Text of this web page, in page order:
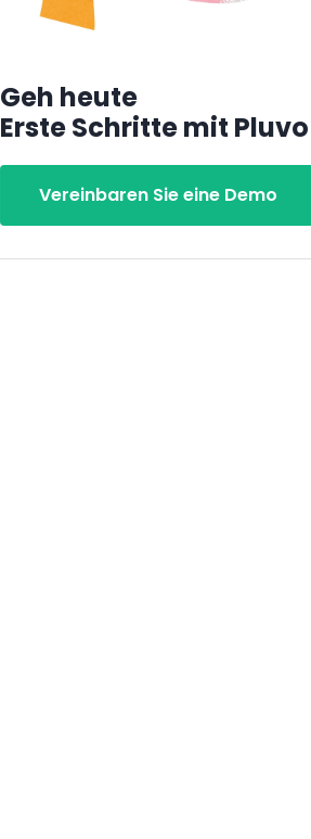
Geh heute
Erste Schritte mit Pluvo
Vereinbaren Sie eine Demo